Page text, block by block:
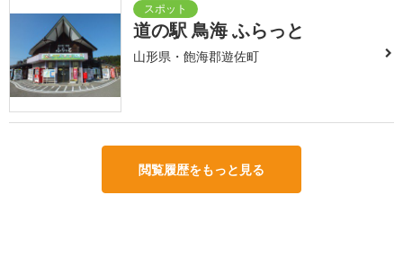
道の駅 鳥海 ふらっと
山形県・飽海郡遊佐町
閲覧履歴をもっと見る